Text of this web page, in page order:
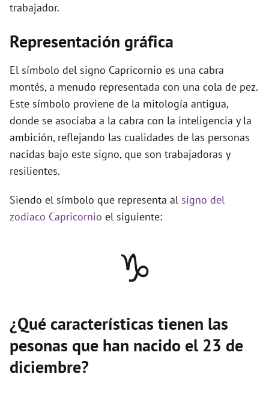
trabajador.
Representación gráfica
El símbolo del signo Capricornio es una cabra
montés, a menudo representada con una cola de pez.
Este símbolo proviene de la mitología antigua,
donde se asociaba a la cabra con la inteligencia y la
ambición, reflejando las cualidades de las personas
nacidas bajo este signo, que son trabajadoras y
resilientes.
Siendo el símbolo que representa al signo del
zodiaco Capricornio el siguiente:
♑
¿Qué características tienen las
pesonas que han nacido el 23 de
diciembre?